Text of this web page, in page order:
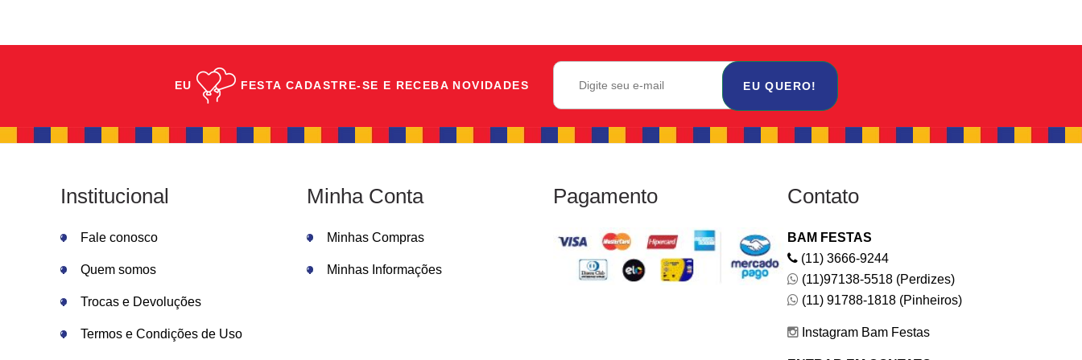
EU FESTA CADASTRE-SE E RECEBA NOVIDADES EU QUERO!
Institucional
Fale conosco
Quem somos
Trocas e Devoluções
Termos e Condições de Uso
Minha Conta
Minhas Compras
Minhas Informações
Pagamento Contato
BAM FESTAS
(11) 3666-9244
(11)97138-5518 (Perdizes)
(11) 91788-1818 (Pinheiros)
Instagram Bam Festas